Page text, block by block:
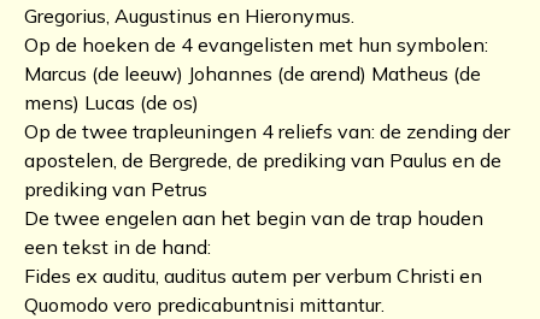
Gregorius, Augustinus en Hieronymus.
Op de hoeken de 4 evangelisten met hun symbolen:
Marcus (de leeuw) Johannes (de arend) Matheus (de
mens) Lucas (de os)
Op de twee trapleuningen 4 reliefs van: de zending der
apostelen, de Bergrede, de prediking van Paulus en de
prediking van Petrus
De twee engelen aan het begin van de trap houden
een tekst in de hand:
Fides ex auditu, auditus autem per verbum Christi en
Quomodo vero predicabuntnisi mittantur.